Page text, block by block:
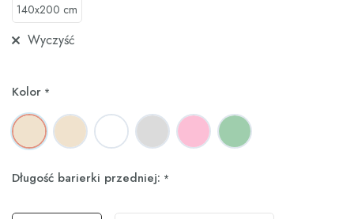
140x200 cm
Wyczyść
Kolor *
Długość barierki przedniej: *